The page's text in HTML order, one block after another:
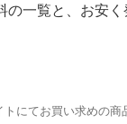
一覧と、お安
にてお買い求めの商